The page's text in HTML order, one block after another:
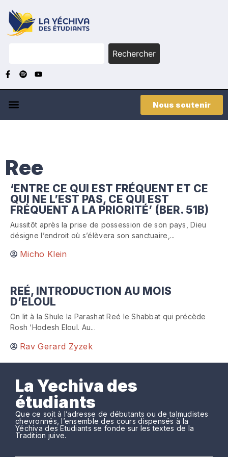
Rechercher
Nous soutenir
Ree
‘ENTRE CE QUI EST FRÉQUENT ET CE
QUI NE L’EST PAS, CE QUI EST
FRÉQUENT A LA PRIORITÉ’ (BER. 51B)
Aussitôt après la prise de possession de son pays, Dieu
désigne l’endroit où s’élèvera son sanctuaire,...
Micho Klein
REÉ, INTRODUCTION AU MOIS
D’ELOUL
On lit à la Shule la Parashat Reé le Shabbat qui précède
Rosh ‘Hodesh Eloul. Au...
Rav Gerard Zyzek
La Yechiva des
étudiants
Que ce soit à l’adresse de débutants ou de talmudistes
chevronnés, l’ensemble des cours dispensés à la
Yéchiva des Etudiants se fonde sur les textes de la
Tradition juive.